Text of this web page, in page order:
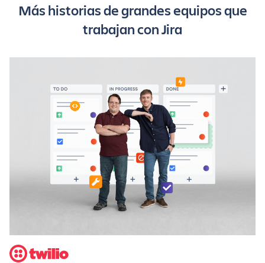
Más historias de grandes equipos que
trabajan con Jira